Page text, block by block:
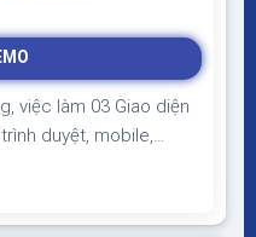
việc làm 03 Giao diện
duyệt, mobile,
cụ tìm kiếm